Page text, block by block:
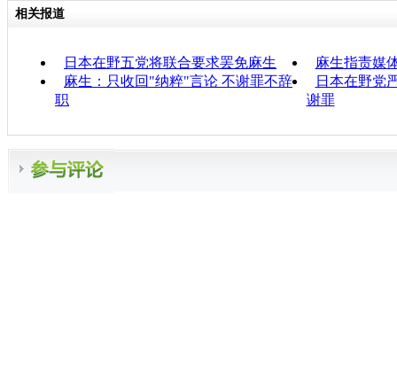
相关报道
日本在野五党将联合要求罢免麻生
麻生指责媒
麻生：只收回"纳粹"言论 不谢罪不辞
职
日本在野党
谢罪